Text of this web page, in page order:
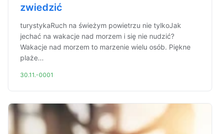
zwiedzić
turystykaRuch na świeżym powietrzu nie tylkoJak
jechać na wakacje nad morzem i się nie nudzić?
Wakacje nad morzem to marzenie wielu osób. Piękne
plaże...
30.11.-0001